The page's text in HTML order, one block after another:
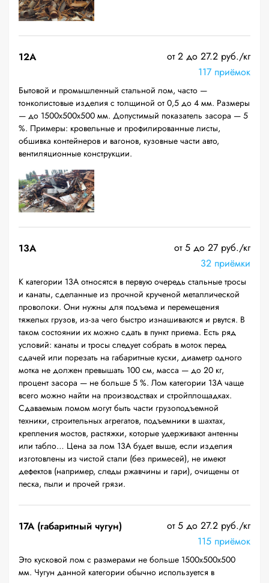
12A
от 2 до 27.2 руб./кг
117 приёмок
Бытовой и промышленный стальной лом, часто —
тонколистовые изделия с толщиной от 0,5 до 4 мм. Размеры
— до 1500х500х500 мм. Допустимый показатель засора — 5
%. Примеры: кровельные и профилированные листы,
обшивка контейнеров и вагонов, кузовные части авто,
вентиляционные конструкции.
13А
от 5 до 27 руб./кг
32 приёмки
К категории 13А относятся в первую очередь стальные тросы
и канаты, сделанные из прочной крученой металлической
проволоки. Они нужны для подъема и перемещения
тяжелых грузов, из-за чего быстро изнашиваются и рвутся. В
таком состоянии их можно сдать в пункт приема. Есть ряд
условий: канаты и тросы следует собрать в моток перед
сдачей или порезать на габаритные куски, диаметр одного
мотка не должен превышать 100 см, масса — до 20 кг,
процент засора — не больше 5 %. Лом категории 13А чаще
всего можно найти на производствах и стройплощадках.
Сдаваемым ломом могут быть части грузоподъемной
техники, строительных агрегатов, подъемники в шахтах,
крепления мостов, растяжки, которые удерживают антенны
или табло… Цена за лом 13А будет выше, если изделия
изготовлены из чистой стали (без примесей), не имеют
дефектов (например, следы ржавчины и гари), очищены от
песка, пыли и прочей грязи.
17А (габаритный чугун)
от 5 до 27.2 руб./кг
115 приёмок
Это кусковой лом с размерами не больше 1500х500х500
мм. Чугун данной категории обычно используется в